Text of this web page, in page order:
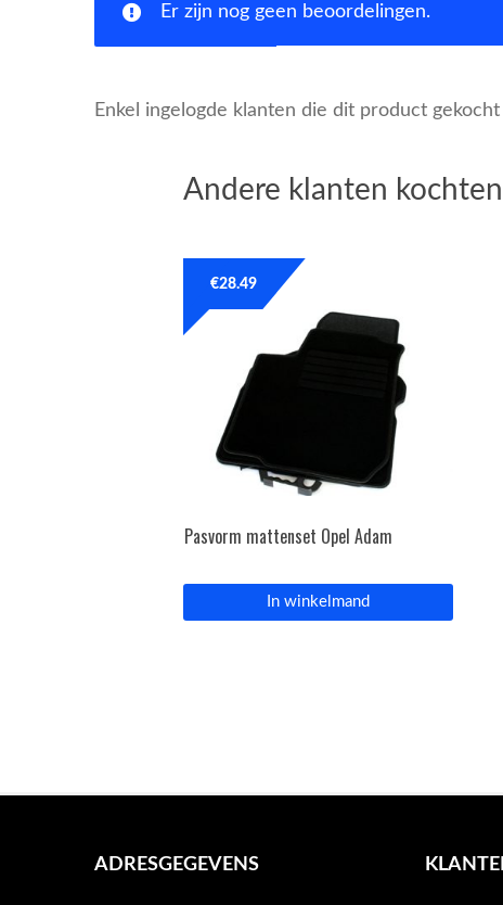
Er zijn nog geen beoordelingen.
Enkel ingelogde klanten die dit product
Andere klanten
Pasvorm mattenset Opel Adam
€28.49
In winkelmand
ADRESGEGEVENS